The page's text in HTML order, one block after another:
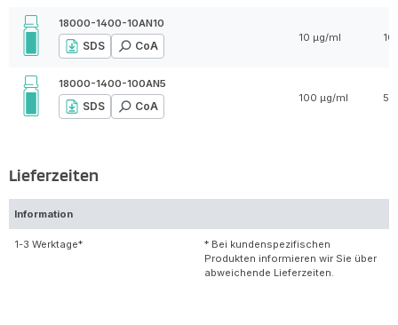
18000-1400-10AN10
SDS CoA
10 µg/ml 10
18000-1400-100AN5
SDS CoA
100 µg/ml 5
Lieferzeiten
Information
1-3 Werktage*
* Bei kundenspezifischen
Produkten informieren wir Sie über
abweichende Lieferzeiten.